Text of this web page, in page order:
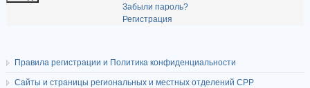
Забыли пароль?
Регистрация
Правила регистрации и Политика конфиденциальности
Сайты и страницы региональных и местных отделений СРР